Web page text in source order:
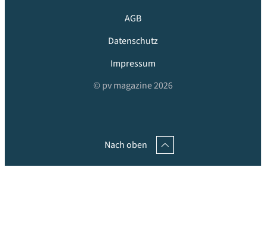
AGB
Datenschutz
Impressum
© pv magazine 2026
Nach oben